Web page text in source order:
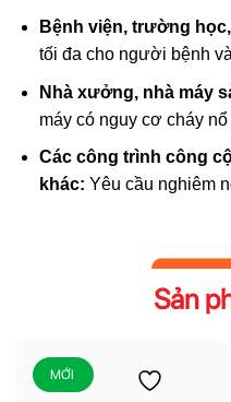
Bệnh viện, trường
tối đa cho người bệnh
Nhà xưởng, nhà máy
máy có nguy cơ cháy nổ
Các công trình công
khác: Yêu cầu nghiêm
Sản
MỚI